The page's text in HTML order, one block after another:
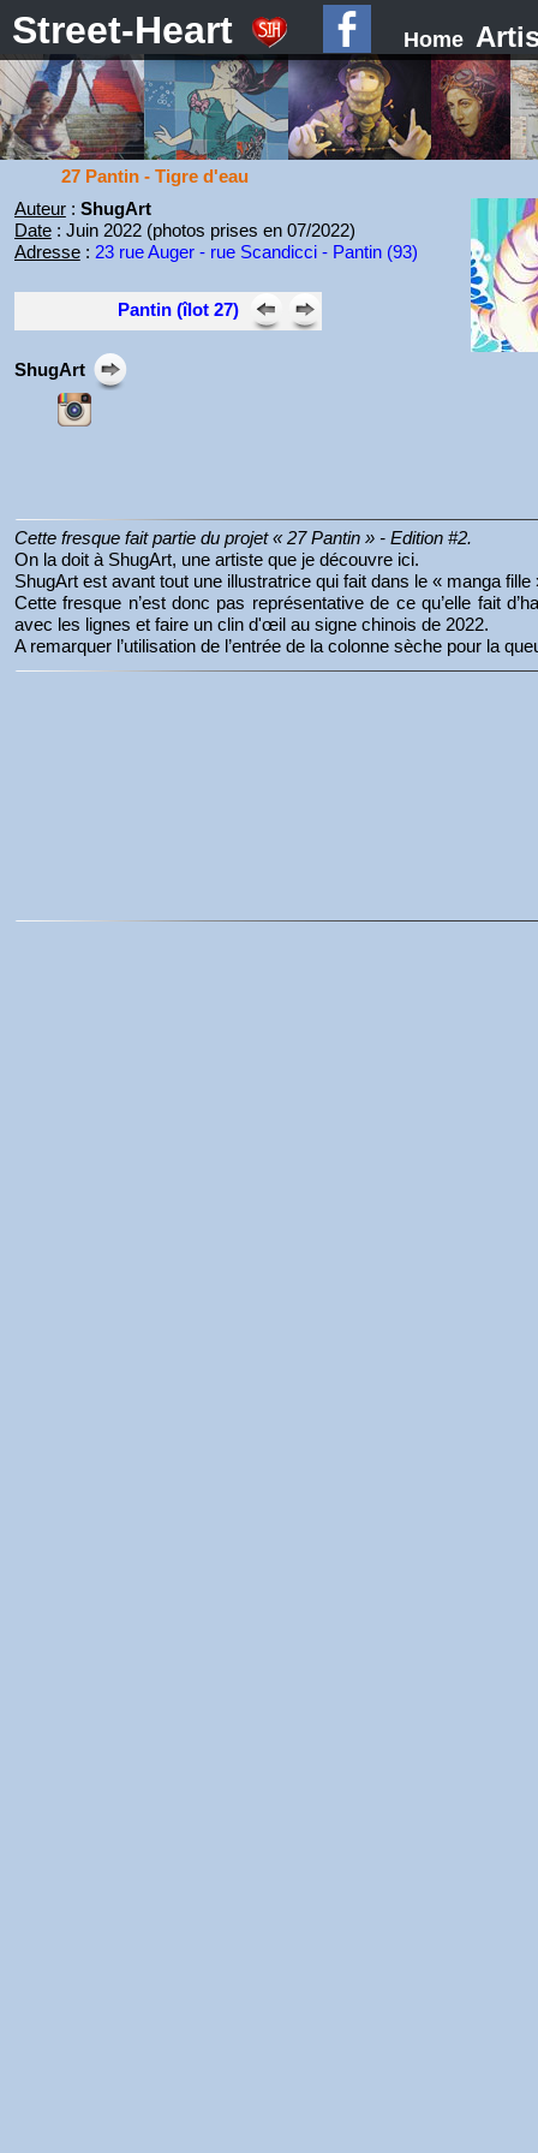
Street-Heart Home
27 Pantin - Tigre d'eau
Auteur: ShugArt
Date: Juin 2022 (photos prises en 07/2022)
Adresse: 23 rue Auger - rue Scandicci - Pantin (93)
Pantin (îlot 27)
ShugArt
Cette fresque fait partie du projet « 27 Pantin » - Edition #2.
On la doit à ShugArt, une artiste que je découvre ici.
ShugArt est avant tout une illustratrice qui fait dans le « manga
Cette fresque n’est donc pas représentative de ce qu’elle fait
avec les lignes et faire un clin d'œil au signe chinois de 2022.
A remarquer l’utilisation de l’entrée de la colonne sèche pour la